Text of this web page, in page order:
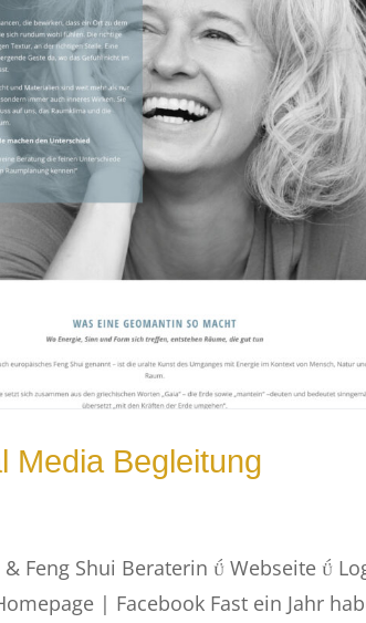
Media Begleitung
Feng Shui Beraterin  Webseite 
| Facebook Fast ein Jahr